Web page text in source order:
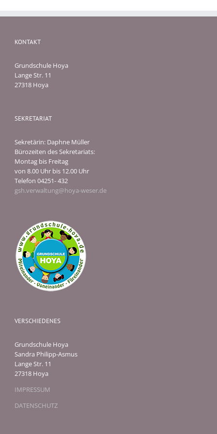
KONTAKT
Grundschule Hoya
Lange Str. 11
27318 Hoya
SEKRETARIAT
Sekretärin: Daphne Müller
Bürozeiten des Sekretariats:
Montag bis Freitag
von 8.00 Uhr bis 12.00 Uhr
Telefon 04251- 432
gsh.verwaltung@hoya-weser.de
VERSCHIEDENES
Grundschule Hoya
Sandra Philipp-Asmus
Lange Str. 11
27318 Hoya
IMPRESSUM
DATENSCHUTZ